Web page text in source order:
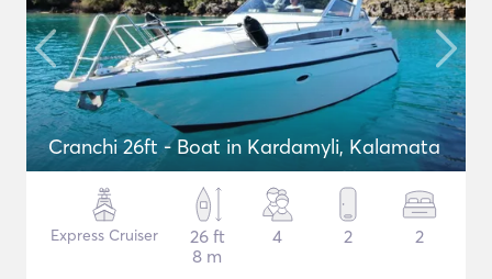
Cranchi 26ft - Boat in Kardamyli, Kalamata
Express Cruiser
26 ft
8 m
4 2 2